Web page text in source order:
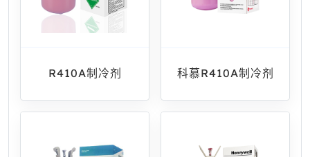
R410A制冷剂 科慕R410A制冷剂